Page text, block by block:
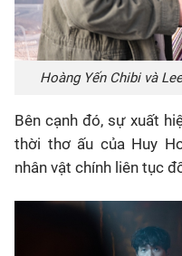
Hoàng Yến Chibi và
Bên cạnh đó, sự xuất
thời thơ ấu của Huy
nhân vật chính liên tục